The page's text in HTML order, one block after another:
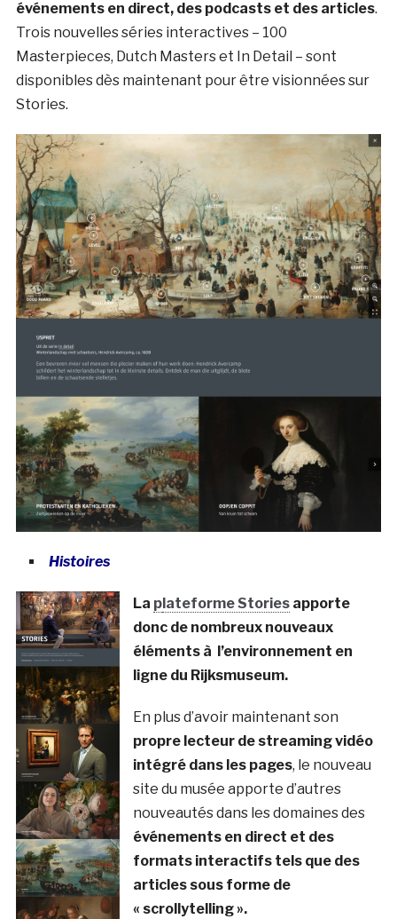
événements en direct, des podcasts et des articles.
Trois nouvelles séries interactives – 100
Masterpieces, Dutch Masters et In Detail – sont
disponibles dès maintenant pour être visionnées sur
Stories.
Histoires
La plateforme Storiesapporte
donc de nombreux nouveaux
éléments à l’environnement en
ligne du Rijksmuseum.
En plus d’avoir maintenant son
propre lecteur de streaming vidéo
intégré dans les pages, le nouveau
site du musée apporte d’autres
nouveautés dans les domaines des
événements en direct et des
formats interactifs tels que des
articles sous forme de
« scrollytelling ».